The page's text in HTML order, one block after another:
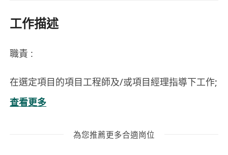
工作描述
職責 :
在選定項目的項目工程師及/或項目經理指導下工作;
準備 CAD 圖紙並根據原理圖起草, 以確保提交圖紙
符合預定計劃, 規範, 標準及客戶要求; 需外勤 / 戶外
膳食津貼及醫療津貼)
查看更多
為您推薦更多合適崗位